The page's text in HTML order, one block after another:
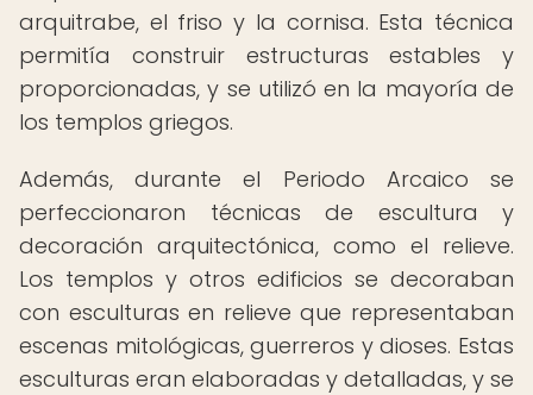
arquitrabe, el friso y la cornisa. Esta técnica
permitía construir estructuras estables y
proporcionadas, y se utilizó en la mayoría de
los templos griegos.
Además, durante el Periodo Arcaico se
perfeccionaron técnicas de escultura y
decoración arquitectónica, como el relieve.
Los templos y otros edificios se decoraban
con esculturas en relieve que representaban
escenas mitológicas, guerreros y dioses. Estas
esculturas eran elaboradas y detalladas, y se